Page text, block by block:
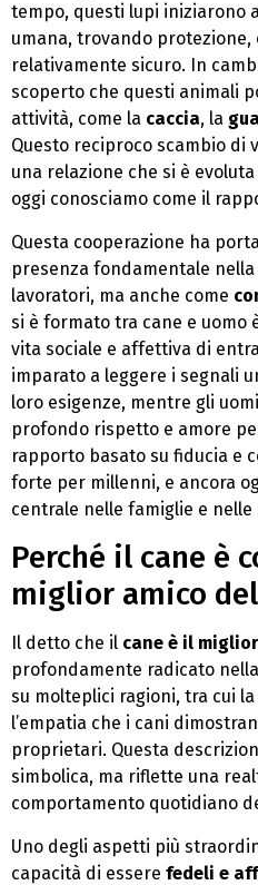
tempo, questi lupi iniziarono
umana, trovando protezione,
relativamente sicuro. In
scoperto che questi animali
attività, come la caccia, la
Questo reciproco scambio di
una relazione che si è
oggi conosciamo come il
Questa cooperazione ha
presenza fondamentale
lavoratori, ma anche come
si è formato tra cane e uomo
vita sociale e affettiva di
imparato a leggere i segnali
loro esigenze, mentre gli
profondo rispetto e amore
rapporto basato su fiducia e
forte per millenni, e ancora
centrale nelle famiglie e nelle
Perché il cane è
miglior amico
Il detto che il cane è il
profondamente radicato
su molteplici ragioni, tra cui la
l’empatia che i cani
proprietari. Questa
simbolica, ma riflette una
comportamento quotidiano
Uno degli aspetti più
capacità di essere fedeli e